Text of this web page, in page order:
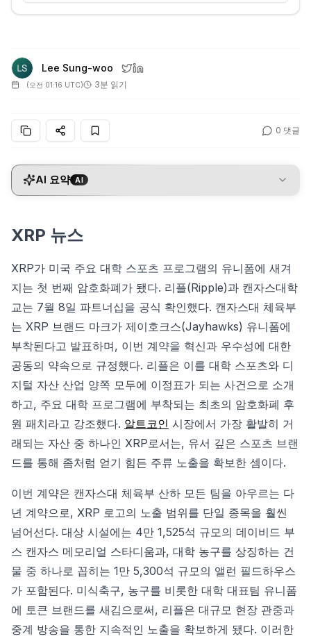
Lee Sung-woo
(오전 01:16 UTC) 3분 읽기
0 댓글
AI 요약 AI
XRP 뉴스
XRP가 미국 주요 대학 스포츠 프로그램의 유니폼에 새겨
지는 첫 번째 암호화폐가 됐다. 리플(Ripple)과 캔자스대학
교는 7월 8일 파트너십을 공식 확인했다. 캔자스대 체육부
는 XRP 브랜드 마크가 제이호크스(Jayhawks) 유니폼에
부착된다고 발표하며, 이번 계약을 혁신과 우수성에 대한
공동의 약속으로 규정했다. 리플은 이를 대학 스포츠와 디
지털 자산 산업 양쪽 모두에 이정표가 되는 사건으로 소개
하고, 주요 대학 프로그램에 부착되는 최초의 암호화폐 후
원 패치라고 강조했다. 알트코인 시장에서 가장 활발히 거
래되는 자산 중 하나인 XRP로서는, 유서 깊은 스포츠 브랜
드를 통해 좀처럼 얻기 힘든 주류 노출을 확보한 셈이다.
이번 계약은 캔자스대 체육부 산하 모든 팀을 아우르는 다
년 계약으로, XRP 로고의 노출 범위를 단일 종목을 훨씬
넘어선다. 대상 시설에는 4만 1,525석 규모의 데이비드 부
스 캔자스 메모리얼 스타디움과, 대학 농구를 상징하는 건
물 중 하나로 꼽히는 1만 5,300석 규모의 앨런 필드하우스
가 포함된다. 미식축구, 농구를 비롯한 대학 대표팀 유니폼
에 토큰 브랜드를 새김으로써, 리플은 대규모 현장 관중과
중계 방송을 통한 지속적인 노출을 확보하게 됐다. 이러한